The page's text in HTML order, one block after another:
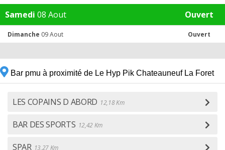
Samedi 08 Aout Ouvert
Dimanche 09 Aout Ouvert
Bar pmu à proximité de Le Hyp Pik Chateauneuf La Foret
LES COPAINS D ABORD 12,18 Km
BAR DES SPORTS 12,42 Km
SPAR 13,27 Km